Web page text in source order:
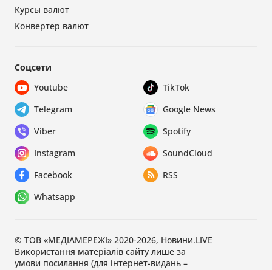
Курсы валют
Конвертер валют
Соцсети
Youtube
TikTok
Telegram
Google News
Viber
Spotify
Instagram
SoundCloud
Facebook
RSS
Whatsapp
© ТОВ «МЕДІАМЕРЕЖІ» 2020-2026, Новини.LIVE
Використання матеріалів сайту лише за
умови посилання (для інтернет-видань –